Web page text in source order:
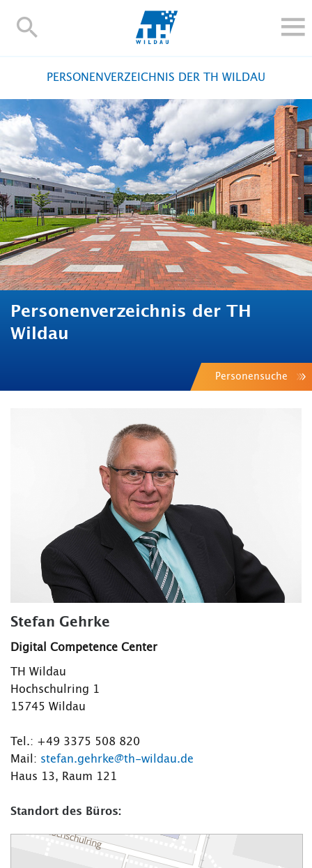
TH-
FORSCHUNG UND TRANSFER
ALUMNI
HOCHSCHULE
INTERNATIONAL
BESCHÄFTIGTE
Blogs Kontakt und Anfahrt Webmail Moodle
TH Online-Portal Personensuche English
PERSONENVERZEICHNIS DER TH WILDAU
Personenverzeichnis der TH
Wildau
Personensuche
Stefan Gehrke
Digital Competence Center
TH Wildau
Hochschulring 1
15745 Wildau
Tel.: +49 3375 508 820
Mail: stefan.gehrke@th-wildau.de
Haus 13, Raum 121
Standort des Büros: